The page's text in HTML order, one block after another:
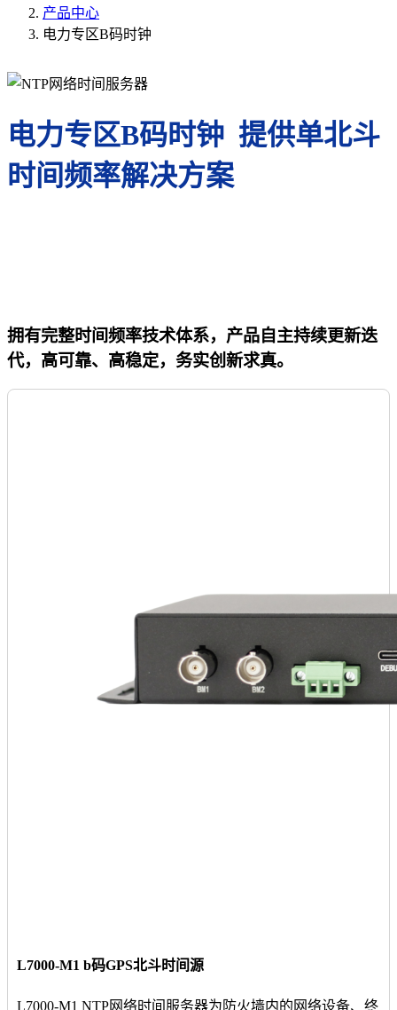
产品中心
电力专区B码时钟
电力专区B码时钟 提供单北斗
时间频率解决方案
拥有完整时间频率技术体系，产品自主持续更新迭
代，高可靠、高稳定，务实创新求真。
L7000-M1 b码GPS北斗时间源
L7000-M1 NTP网络时间服务器为防火墙内的网络设备、终